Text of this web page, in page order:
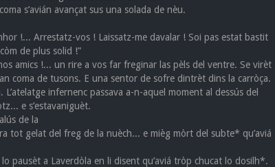
s’avián avançat sus una solada de nèu.
!... Arrestatz-vos ! Laissatz-me davalar ! Soi pas estat bastit
de plus solid !”
amics !... un rire a vos far freginar las pèls del ventre. Se virèt
coma de tusons. E una sentor de sofre dintrèt dins la carròça.
infernenc passava a-n-aquel moment al dessús del
e s’estavaniguèt.
de la
tot gelat del freg de la nuèch... e mièg mòrt del subte* qu’aviá
pausèt a Laverdòla en li disent qu’aviá tròp chucat lo dosilh*.